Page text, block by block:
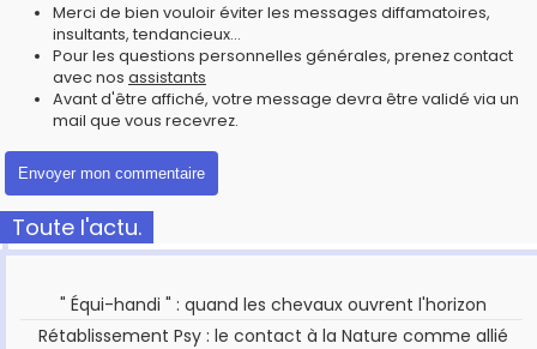
Merci de bien vouloir éviter les messages diffamatoires,
insultants, tendancieux...
Pour les questions personnelles générales, prenez contact
avec nos assistants
Avant d'être affiché, votre message devra être validé via un
mail que vous recevrez.
Toute l'actu.
" Équi-handi " : quand les chevaux ouvrent l'horizon
Rétablissement Psy : le contact à la Nature comme allié